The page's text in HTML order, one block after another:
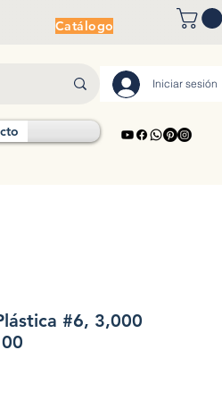
Catálogo
Iniciar sesión
#6, 3,000